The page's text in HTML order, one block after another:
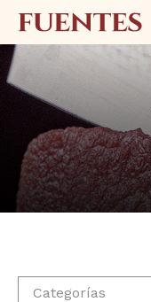
Categorías